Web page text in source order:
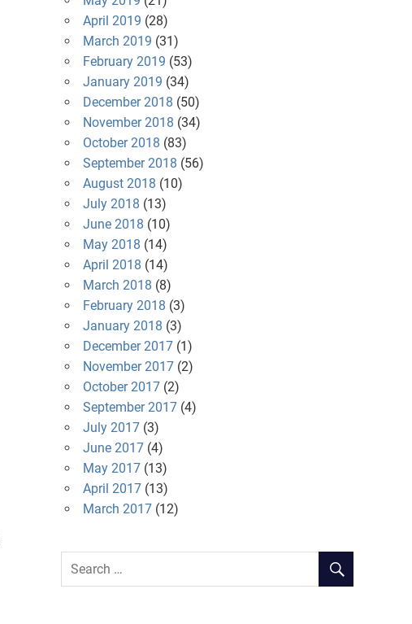
April 2019 (28)
March 2019 (31)
February 2019 (53)
January 2019 (34)
December 2018 (50)
November 2018 (34)
October 2018 (83)
September 2018 (56)
August 2018 (10)
July 2018 (13)
June 2018 (10)
May 2018 (14)
April 2018 (14)
March 2018 (8)
February 2018 (3)
January 2018 (3)
December 2017(1)
November 2017(2)
October 2017(2)
September 2017(4)
July 2017(3)
June 2017(4)
May 2017(13)
April 2017(13)
March 2017(12)